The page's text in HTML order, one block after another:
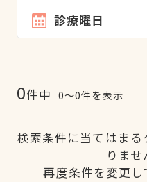
診療曜日
0件中 0〜0件を表示
検索条件に当てはま
りませ
再度条件を変更し